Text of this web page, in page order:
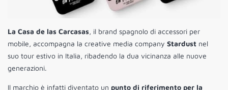
La Casa de las Carcasas, il brand spagnolo di accessori per
mobile, accompagna la creative media company Stardust nel
suo tour estivo in Italia, ribadendo la dua vicinanza alle nuove
generazioni.
Il marchio è infatti diventato un punto di riferimento per la